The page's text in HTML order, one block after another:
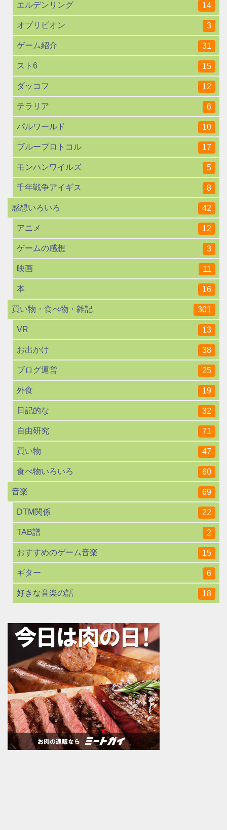
エルデンリング 14
オブリビオン 3
ゲーム紹介 31
スト6 15
ダッコフ 12
テラリア 6
パルワールド 10
ブループロトコル 17
モンハンワイルズ 5
千年戦争アイギス 8
感想いろいろ 42
アニメ 12
ゲームの感想 3
映画 11
本 16
買い物・食べ物・雑記 301
VR 13
お出かけ 38
ブログ運営 25
外食 19
日記的な 32
自由研究 71
買い物 47
食べ物いろいろ 60
音楽 69
DTM関係 22
TAB譜 2
おすすめのゲーム音楽 15
ギター 6
好きな音楽の話 18